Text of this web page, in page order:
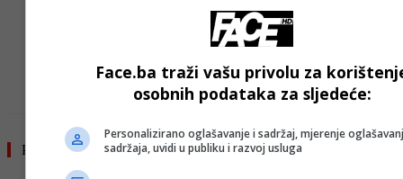
- OGLAS -
Pročitajte još
Face.ba traži vašu privolu za
osobnih podataka za sljedeće:
Personalizirano oglašavanje i sadržaj, mjerenje
sadržaja, uvidi u publiku i razvoj usluga